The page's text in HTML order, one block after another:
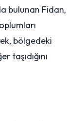
bulunan Fidan,
bölgedeki
taşıdığını